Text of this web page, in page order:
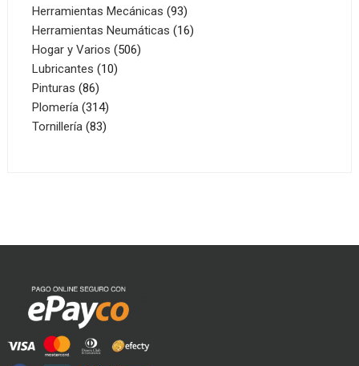
productos
Herramientas Mecánicas 9393
productos
Herramientas Neumáticas 1616
Hogar y Varios 506506
Lubricantes 1010
Pinturas 8686
productos
Plomería 314314
productos
Tornillería 8383